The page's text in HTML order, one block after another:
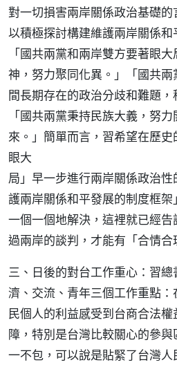
對一切損害兩岸關係政治基礎
以積極探討構建維護兩岸關係和
「國共兩黨和兩岸雙方要著眼
神，努力聚同化異。」「國共
間長期存在的政治分歧和難題，
「國共兩黨秉持民族大義，努
來。」簡單而言，習希望在歷
眼大
局」早一步進行兩岸關係政治
護兩岸關係和平發展的制度框
一個一個地解決，這裡就已經
過兩岸的談判，才能有「合情合
三、日後的對台工作重心：習
濟、交流、青年三個工作重點
民個人的利益感受到台商合法權
障，特別是台灣比較關心的參
一不包，可以說是貼緊了台灣